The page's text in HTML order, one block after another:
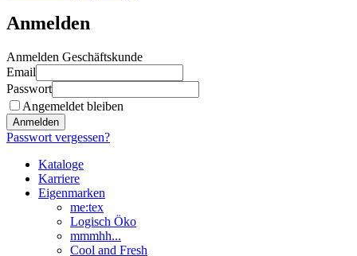
Anmelden
Anmelden Geschäftskunde
Email
Passwort
Angemeldet bleiben
Anmelden
Passwort vergessen?
Kataloge
Karriere
Eigenmarken
me:tex
Logisch Öko
mmmhh...
Cool and Fresh